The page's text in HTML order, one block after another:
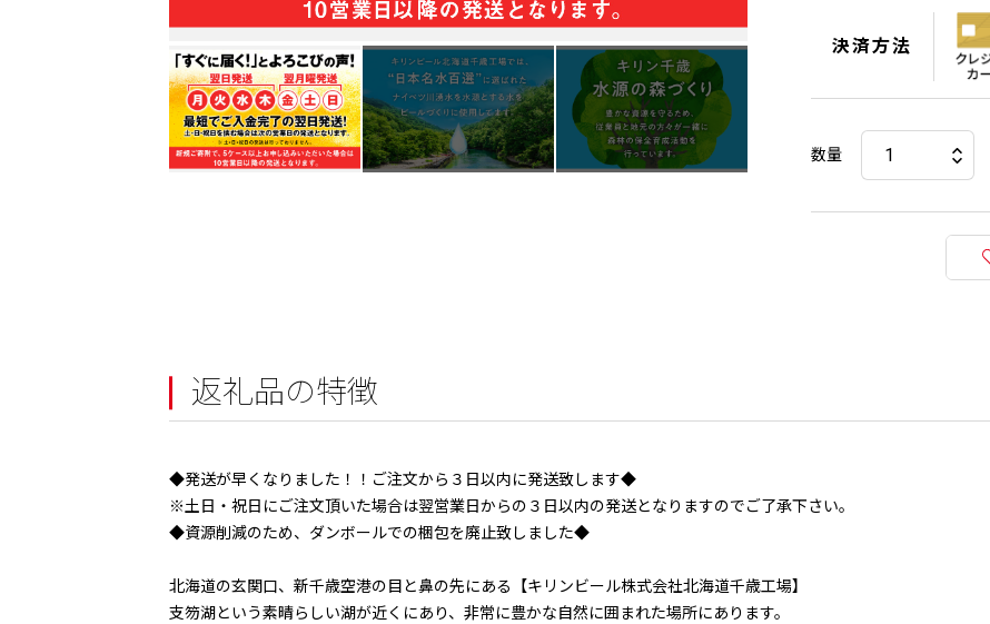
決済方法
数量
返礼品の特徴
◆発送が早くなりました！！ご注文から３日以内に発送致します◆
※土日・祝日にご注文頂いた場合は翌営業日からの３日以内の発送となりますのでご了承下さい。
◆資源削減のため、ダンボールでの梱包を廃止致しました◆
北海道の玄関口、新千歳空港の目と鼻の先にある【キリンビール株式会社北海道千歳工場】
支笏湖という素晴らしい湖が近くにあり、非常に豊かな自然に囲まれた場所にあります。